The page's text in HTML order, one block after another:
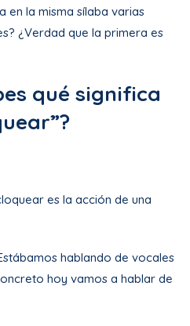
en la misma sílaba varias
¿Verdad que la primera es
qué significa
es la acción de una
hablando de vocales
hoy vamos a hablar de